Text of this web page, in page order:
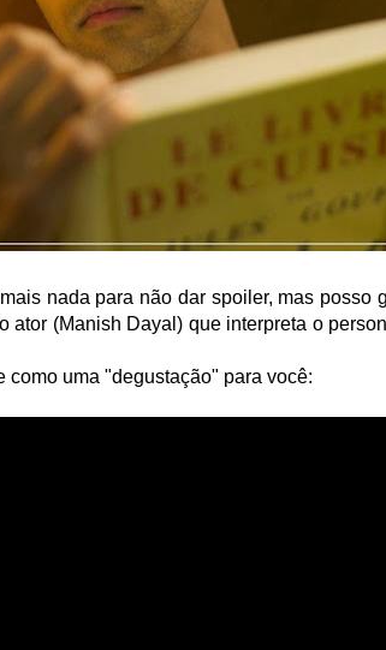
nada para não dar spoiler, mas posso
ator (Manish Dayal) que interpreta o
uma "degustação" para você: